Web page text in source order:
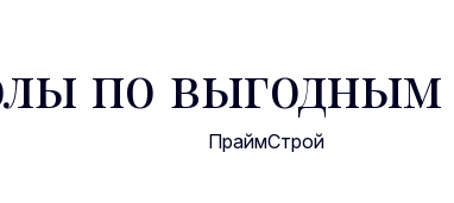
по
ПраймСтрой